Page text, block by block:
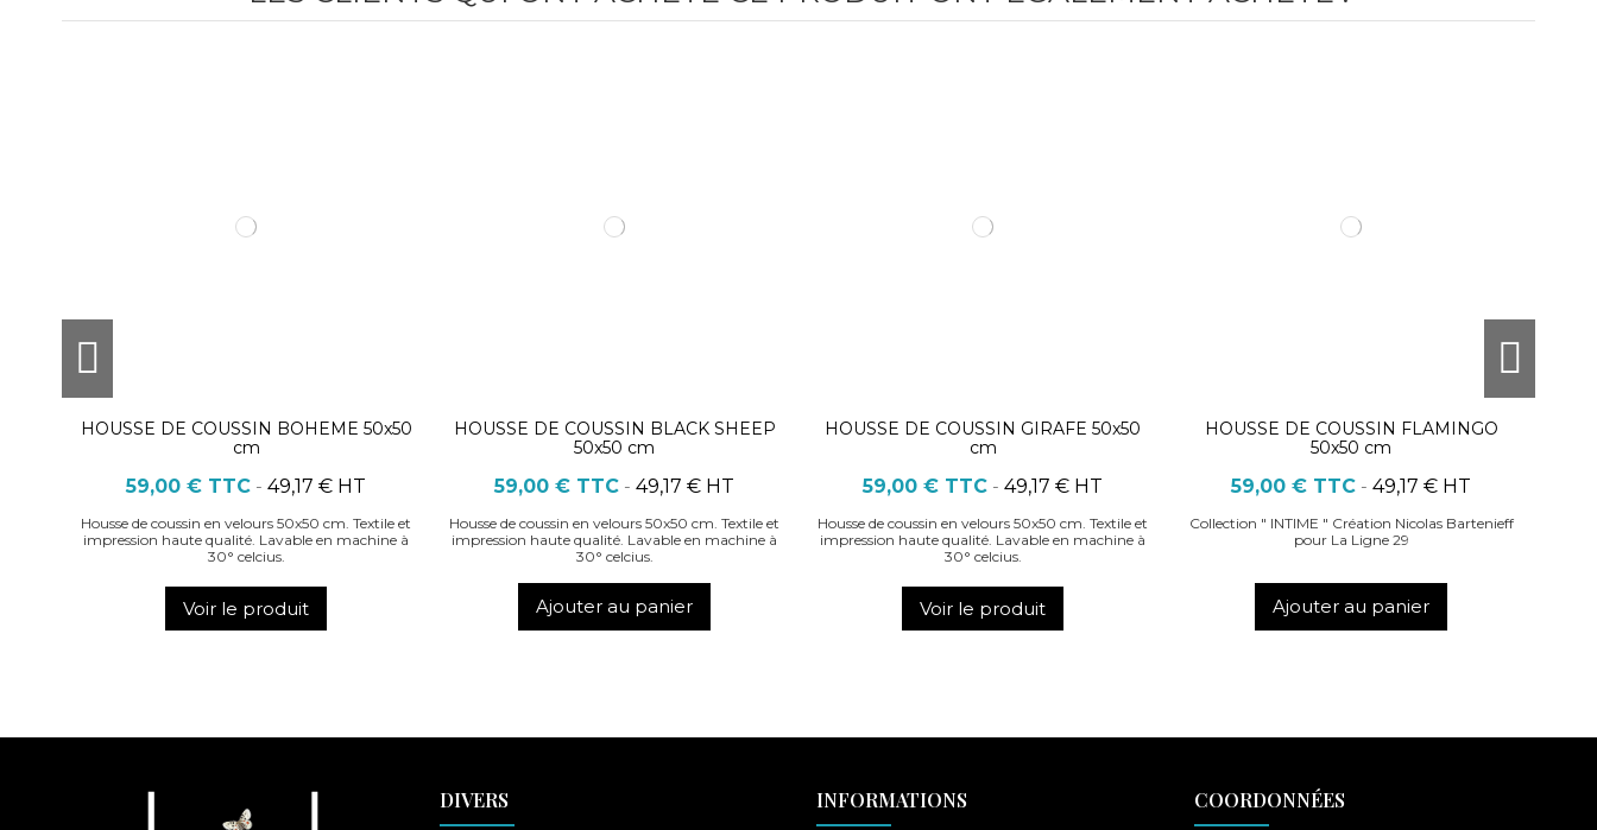
HOUSSE DE COUSSIN BOHEME 50x50
cm
59,00 € TTC - 49,17 € HT
Housse de coussin en velours 50x50 cm. Textile et
impression haute qualité. Lavable en machine à
30° celcius.
Voir le produit
HOUSSE DE COUSSIN BLACK SHEEP
50x50 cm
59,00 € TTC - 49,17 € HT
Housse de coussin en velours 50x50 cm. Textile et
impression haute qualité. Lavable en machine à
30° celcius.
Ajouter au panier
HOUSSE DE COUSSIN GIRAFE 50x50
cm
59,00 € TTC - 49,17 € HT
Housse de coussin en velours 50x50 cm. Textile et
impression haute qualité. Lavable en machine à
30° celcius.
Voir le produit
HOUSSE DE COUSSIN FLAMINGO
50x50 cm
59,00 € TTC - 49,17 € HT
Collection " INTIME " Création Nicolas Bartenieff
pour La Ligne 29
Ajouter au panier
DIVERS INFORMATIONS COORDONNÉES